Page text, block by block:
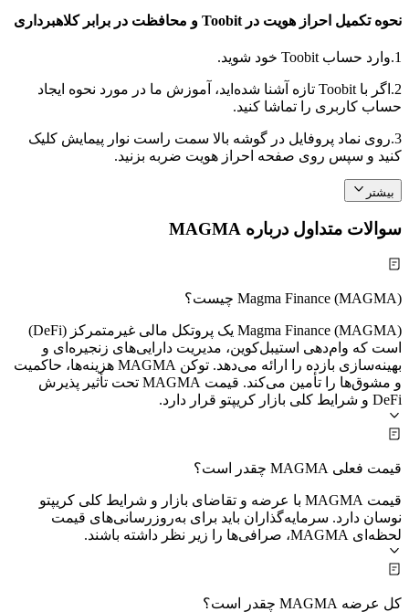
نحوه تکمیل احراز هویت در Toobit و محافظت در برابر کلاهبرداری
1. وارد حساب Toobit خود شوید.
2.
اگر با Toobit تازه آشنا شده‌اید، آموزش ما در مورد نحوه ایجاد
حساب کاربری را تماشا کنید.
3. روی نماد پروفایل در گوشه بالا سمت راست نوار پیمایش کلیک
کنید و سپس روی صفحه احراز هویت ضربه بزنید.
بیشتر
سوالات متداول درباره MAGMA
Magma Finance (MAGMA) چیست؟
Magma Finance (MAGMA) یک پروتکل مالی غیرمتمرکز (DeFi)
است که وام‌دهی استیبل‌کوین، مدیریت دارایی‌های زنجیره‌ای و
بهینه‌سازی بازده را ارائه می‌دهد. توکن MAGMA هزینه‌ها، حاکمیت
و مشوق‌ها را تأمین می‌کند. قیمت MAGMA تحت تأثیر پذیرش
DeFi و شرایط کلی بازار کریپتو قرار دارد.
قیمت فعلی MAGMA چقدر است؟
قیمت MAGMA با عرضه و تقاضای بازار و شرایط کلی کریپتو
نوسان دارد. سرمایه‌گذاران باید برای به‌روزرسانی‌های قیمت
لحظه‌ای MAGMA، صرافی‌ها را زیر نظر داشته باشند.
کل عرضه MAGMA چقدر است؟